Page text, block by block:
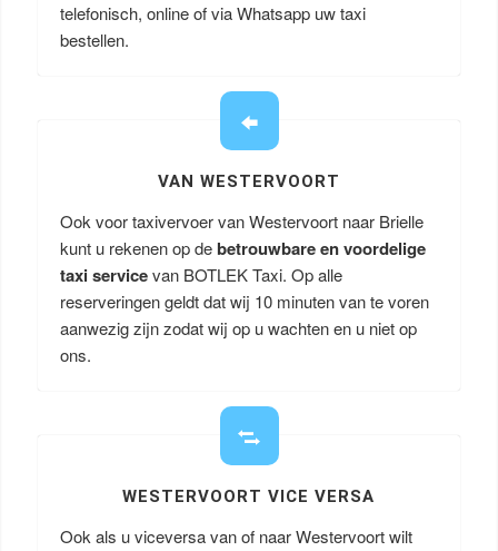
telefonisch, online of via Whatsapp uw taxi
bestellen.
VAN WESTERVOORT
Ook voor taxivervoer van Westervoort naar Brielle
kunt u rekenen op debetrouwbare en voordelige
taxi servicevan BOTLEK Taxi. Op alle
reserveringen geldt dat wij 10 minuten van te voren
aanwezig zijn zodat wij op u wachten en u niet op
ons.
WESTERVOORT VICE VERSA
Ook als u viceversa van of naar Westervoort wilt